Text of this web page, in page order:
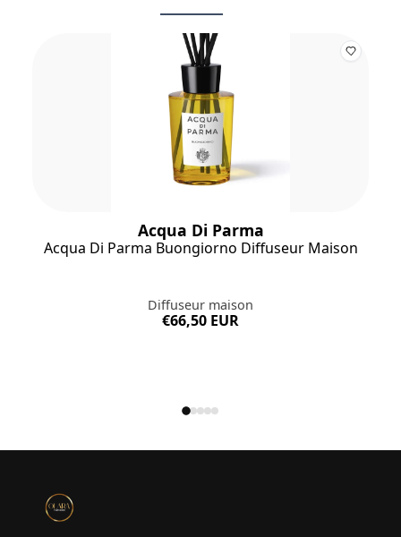
Acqua Di Parma
Acqua Di Parma Buongiorno Diffuseur Maison
Diffuseur maison
€66,50 EUR